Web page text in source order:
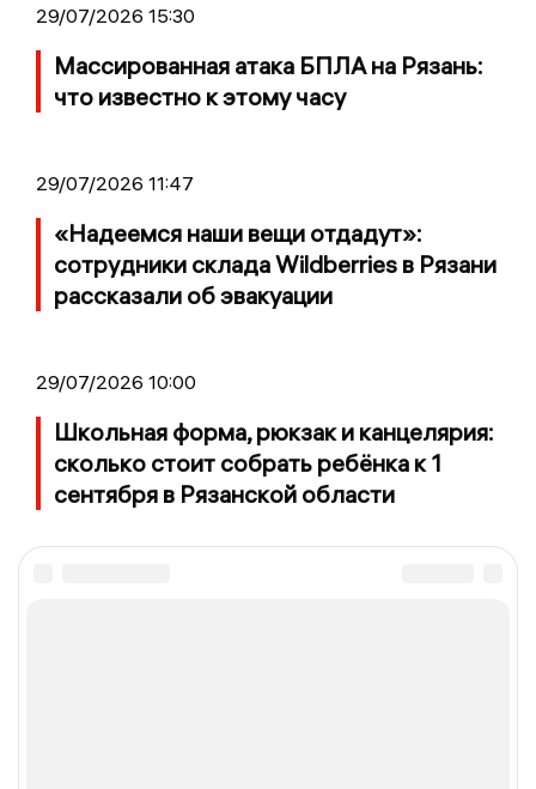
29/07/2026 15:30
Массированная атака БПЛА на Рязань:
что известно к этому часу
29/07/2026 11:47
«Надеемся наши вещи отдадут»:
сотрудники склада Wildberries в Рязани
рассказали об эвакуации
29/07/2026 10:00
Школьная форма, рюкзак и канцелярия:
сколько стоит собрать ребёнка к 1
сентября в Рязанской области